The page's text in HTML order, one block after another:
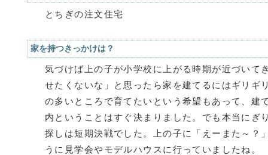
とちぎの注文住宅
家を持つきっかけは？
気づけば上の子が小学校に上がる時期が近づいて
せたくないな」と思ったら家を建てるにはギリギ
の多いところで育てたいという希望もあって、建
内ということはすぐ決まりました。でも本当にぎ
探しは短期決戦でした。上の子に「えーまた～？
うに見学会やモデルハウスに行っていましたね。